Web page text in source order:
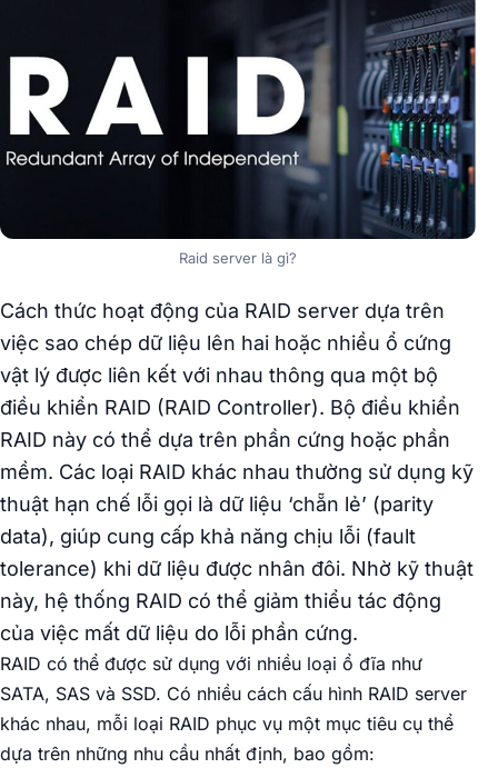
Raid server là gì?
Cách thức hoạt động của RAID server dựa trên
việc sao chép dữ liệu lên hai hoặc nhiều ổ cứng
vật lý được liên kết với nhau thông qua một bộ
điều khiển RAID (RAID Controller). Bộ điều khiển
RAID này có thể dựa trên phần cứng hoặc phần
mềm. Các loại RAID khác nhau thường sử dụng kỹ
thuật hạn chế lỗi gọi là dữ liệu ‘chẵn lẻ’ (parity
data), giúp cung cấp khả năng chịu lỗi (fault
tolerance) khi dữ liệu được nhân đôi. Nhờ kỹ thuật
này, hệ thống RAID có thể giảm thiểu tác động
của việc mất dữ liệu do lỗi phần cứng.
RAID có thể được sử dụng với nhiều loại ổ đĩa như
SATA, SAS và SSD. Có nhiều cách cấu hình RAID server
khác nhau, mỗi loại RAID phục vụ một mục tiêu cụ thể
dựa trên những nhu cầu nhất định, bao gồm: